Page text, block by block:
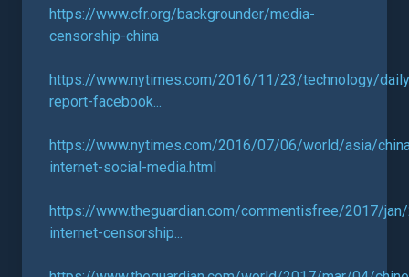
https://www.cfr.org/backgrounder/media-
censorship-china
https://www.nytimes.com/2016/11/23/technology/
report-facebook...
https://www.nytimes.com/2016/07/06/world/asia/
internet-social-media.html
https://www.theguardian.com/commentisfree/2017/
internet-censorship...